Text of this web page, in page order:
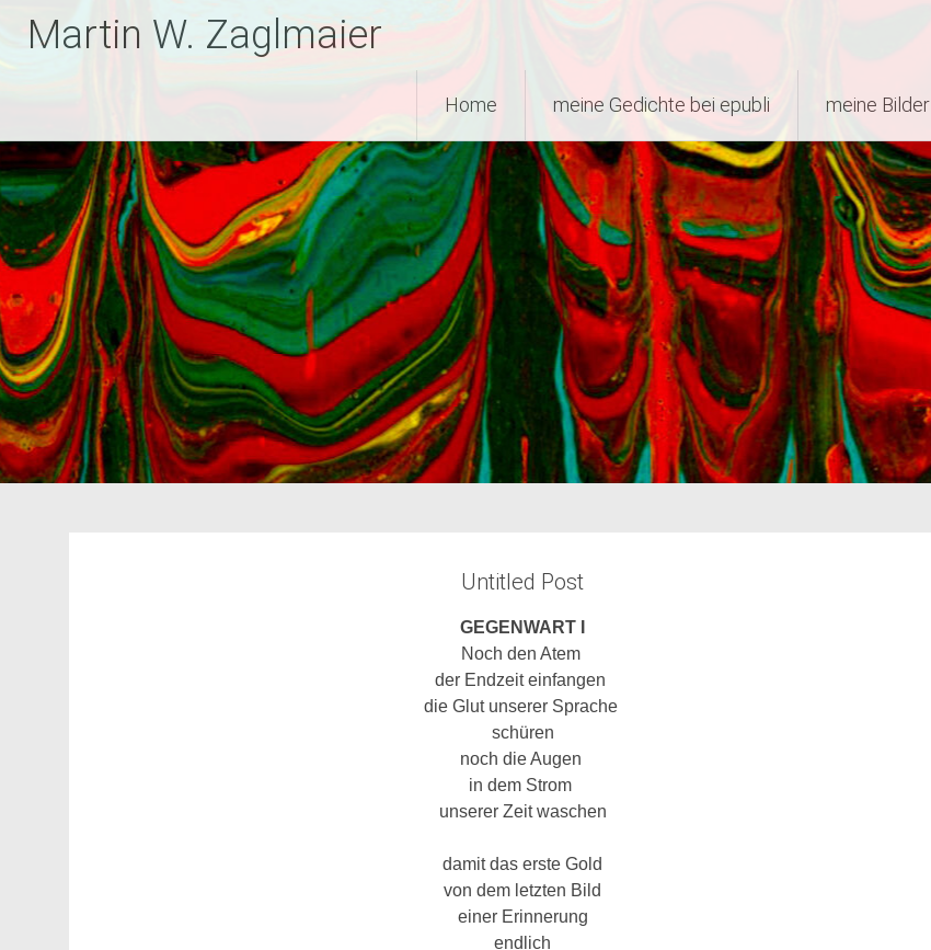
InhaltMartin W. Zaglmaier
Home meine Gedichte bei epubli meine Bilder
Untitled Post
GEGENWART I
Noch den Atem
der Endzeiteinfangen
die Glut unserer Sprache
schüren
noch die Augen
in dem Strom
unserer Zeitwaschen
damit das erste Gold
von dem letzten Bild
einer Erinnerung
endlich